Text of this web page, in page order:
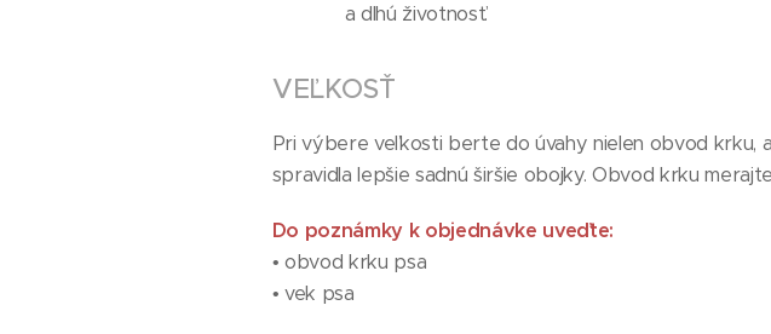
a dlhú životnosť.
VEĽKOSŤ
Pri výbere veľkosti berte do úvahy nielen obvod krku,
spravidla lepšie sadnú širšie obojky. Obvod krku
Do poznámky k objednávke uveďte:
• obvod krku psa
• vek psa